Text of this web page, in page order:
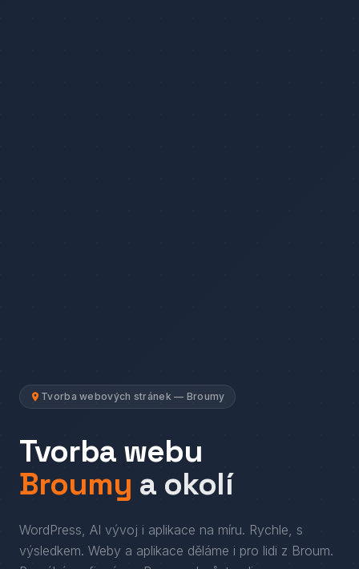
Tvorba webových stránek — Broumy
Tvorba webu
Broumy a okolí
WordPress, AI vývoj i aplikace na míru. Rychle, s
výsledkem. Weby a aplikace děláme i pro lidi z Broum.